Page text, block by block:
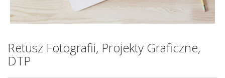
Retusz Fotografii, Projekty Graficzne,
DTP